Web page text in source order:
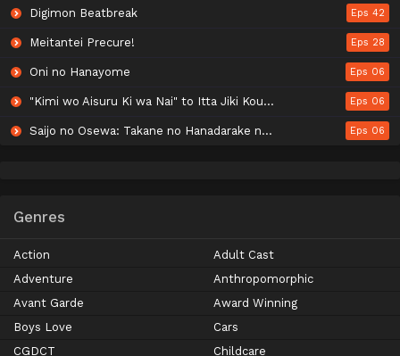
Digimon Beatbreak Eps 42
Meitantei Precure! Eps 28
Oni no Hanayome Eps 06
"Kimi wo Aisuru Ki wa Nai" to Itta Jiki Koushaku-sama ga Nazeka Dekiai shitekimasu Eps 06
Saijo no Osewa: Takane no Hanadarake na Meimonkou de, Gakuin Ichi no Ojousama (Seikatsu Nouryoku Kaimu) wo Kagenagara Osewa suru Koto ni Narimashita Eps 06
Genres
Action
Adult Cast
Adventure
Anthropomorphic
Avant Garde
Award Winning
Boys Love
Cars
CGDCT
Childcare